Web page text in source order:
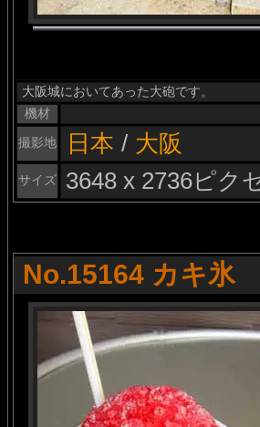
大阪城においてあった大砲です。
機材
撮影地
日本 / 大阪
サイズ 3648 x 2736ピク
No.15164 カキ氷